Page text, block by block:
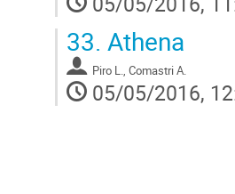
33. Athena
Piro L., Comastri A.
05/05/2016,